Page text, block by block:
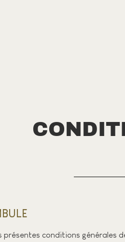
présentes conditions générales